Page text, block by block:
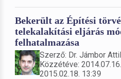
Bekerült az Építési
telekalakítási eljárás
felhatalmazása
Szerző: Dr. Jámbor
Közzétéve:
2015.02.18. 13:39